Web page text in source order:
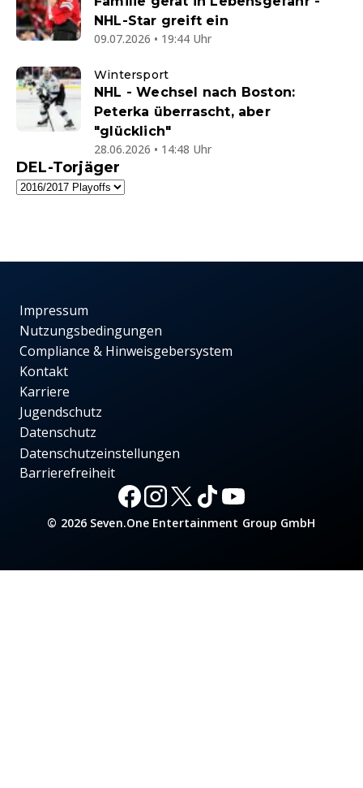
NHL-Star greift ein
09.07.2026 • 19:44 Uhr
Wintersport
NHL - Wechsel nach Boston:
Peterka überrascht, aber
"glücklich"
28.06.2026 • 14:48 Uhr
DEL-Torjäger
Impressum
Nutzungsbedingungen
Compliance & Hinweisgebersystem
Kontakt
Karriere
Jugendschutz
Datenschutz
Datenschutzeinstellungen
Barrierefreiheit
© 2026 Seven.One Entertainment Group GmbH